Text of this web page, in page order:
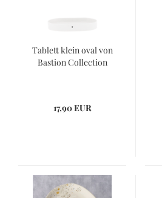
Tablett klein oval von
Bastion Collection
17,90 EUR